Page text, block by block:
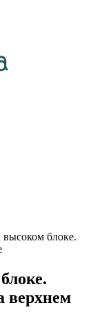
блоке.
верхнем